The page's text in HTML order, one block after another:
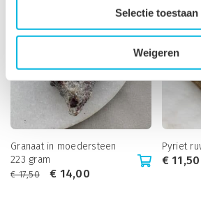
Selectie toestaan
Weigeren
Bespaar 20%
Granaat in moedersteen
223 gram
€17,50 € 14,00
Pyriet
€11,50